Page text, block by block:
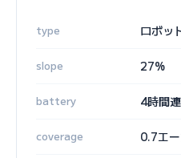
type ロボッ
slope 27%
battery 4時間
coverage 0.7エ